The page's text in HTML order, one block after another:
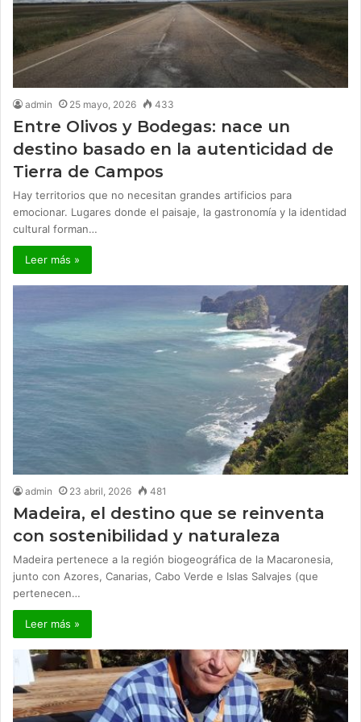
admin 25 mayo, 2026 433
Entre Olivos y Bodegas: nace un
destino basado en la autenticidad de
Tierra de Campos
Hay territorios que no necesitan grandes artificios para
emocionar. Lugares donde el paisaje, la gastronomía y la identidad
cultural forman…
Leer más »
admin 23 abril, 2026 481
Madeira, el destino que se reinventa
con sostenibilidad y naturaleza
Madeira pertenece a la región biogeográfica de la Macaronesia,
junto con Azores, Canarias, Cabo Verde e Islas Salvajes (que
pertenecen…
Leer más »